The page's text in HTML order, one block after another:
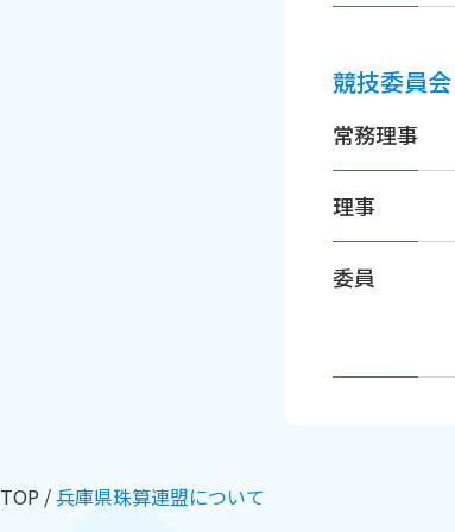
競技委員会
常務理事
理事
委員
TOP 兵庫県珠算連盟について